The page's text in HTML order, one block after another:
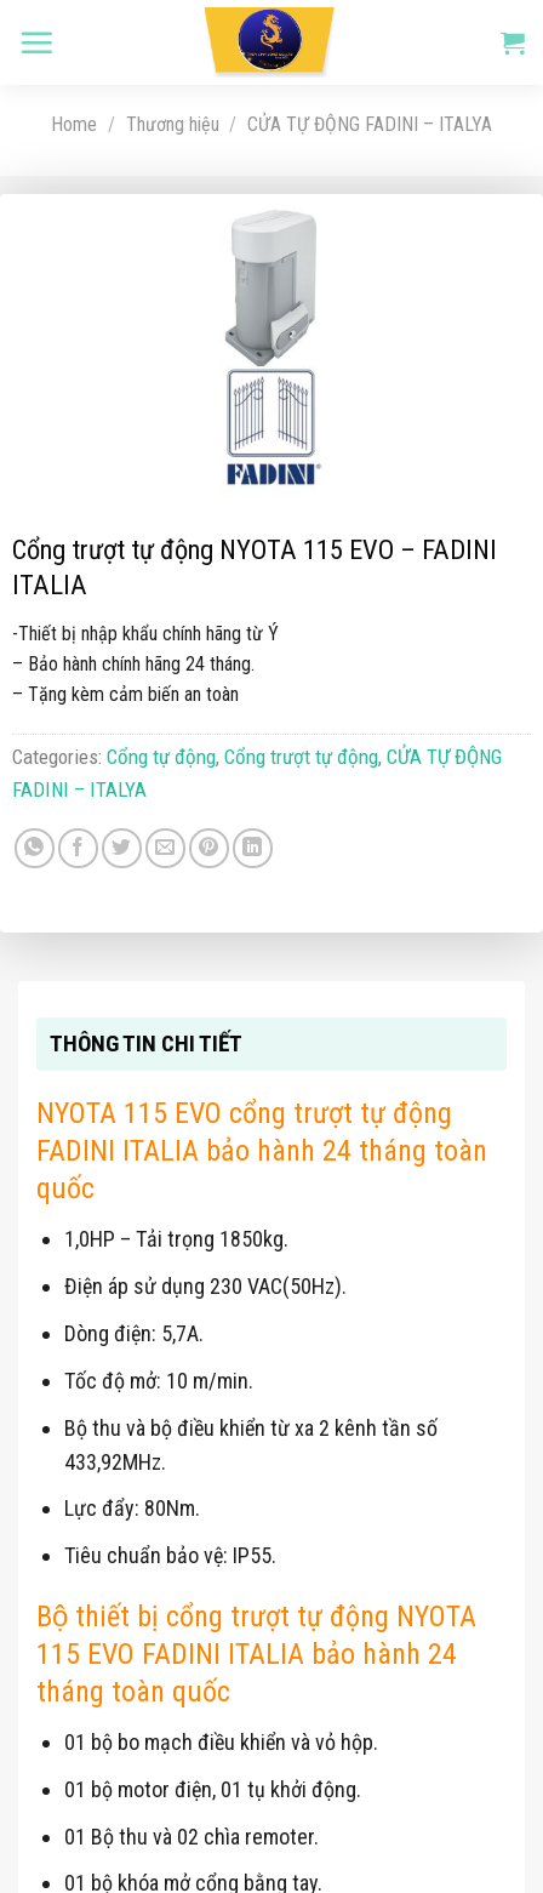
Home / Thương hiệu / CỬA TỰ ĐỘNG FADINI – ITALYA
Cổng trượt tự động NYOTA 115 EVO – FADINI
ITALIA
-Thiết bị nhập khẩu chính hãng từ Ý
– Bảo hành chính hãng 24 tháng.
– Tặng kèm cảm biến an toàn
Categories: Cổng tự động, Cổng trượt tự động, CỬA TỰ ĐỘNG
FADINI – ITALYA
THÔNG TIN CHI TIẾT
NYOTA 115 EVO cổng trượt tự động
FADINI ITALIA bảo hành 24 tháng toàn
quốc
1,0HP – Tải trọng 1850kg.
Điện áp sử dụng 230 VAC(50Hz).
Dòng điện: 5,7A.
Tốc độ mở: 10 m/min.
Bộ thu và bộ điều khiển từ xa 2 kênh tần số
433,92MHz.
Lực đẩy: 80Nm.
Tiêu chuẩn bảo vệ: IP55.
Bộ thiết bị cổng trượt tự động NYOTA
115 EVO FADINI ITALIA bảo hành 24
tháng toàn quốc
01 bộ bo mạch điều khiển và vỏ hộp.
01 bộ motor điện, 01 tụ khởi động.
01 Bộ thu và 02 chìa remoter.
01 bộ khóa mở cổng bằng tay.